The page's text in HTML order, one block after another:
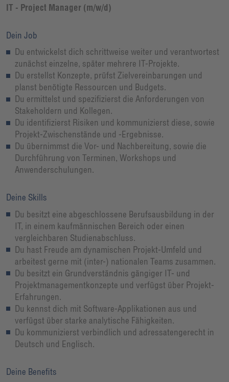
IT - Project Manager (m/w/d)
Dein Job
Du entwickelst dich schrittweise weiter und verantwortest
zunächst einzelne, später mehrere IT-Projekte.
Du erstellst Konzepte, prüfst Zielvereinbarungen und
planst benötigte Ressourcen und Budgets.
Du ermittelst und spezifizierst die Anforderungen von
Stakeholdern und Kollegen.
Du identifizierst Risiken und kommunizierst diese, sowie
Projekt-Zwischenstände und -Ergebnisse.
Du übernimmst die Vor- und Nachbereitung, sowie die
Durchführung von Terminen, Workshops und
Anwenderschulungen.
Deine Skills
Du besitzt eine abgeschlossene Berufsausbildung in der
IT, in einem kaufmännischen Bereich oder einen
vergleichbaren Studienabschluss.
Du hast Freude am dynamischen Projekt-Umfeld und
arbeitest gerne mit (inter-) nationalen Teams zusammen.
Du besitzt ein Grundverständnis gängiger IT- und
Projektmanagementkonzepte und verfügst über Projekt-
Erfahrungen.
Du kennst dich mit Software-Applikationen aus und
verfügst über starke analytische Fähigkeiten.
Du kommunizierst verbindlich und adressatengerecht in
Deutsch und Englisch.
Deine Benefits